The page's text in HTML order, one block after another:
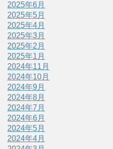
2025年6月
2025年5月
2025年4月
2025年3月
2025年2月
2025年1月
2024年11月
2024年10月
2024年9月
2024年8月
2024年7月
2024年6月
2024年5月
2024年4月